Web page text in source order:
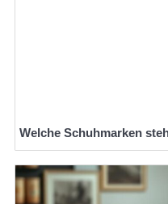
Welche Schuhmarken